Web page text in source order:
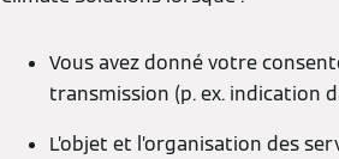
Vous avez donné votre
transmission (p. ex. indication
L’objet et l’organisation des